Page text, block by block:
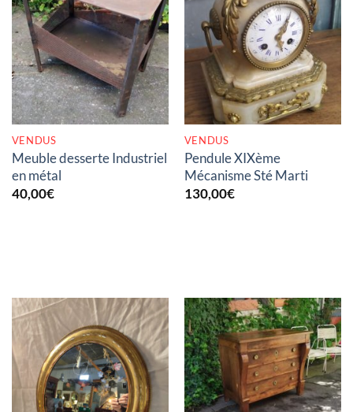
RUPTURE DE STOCK
VENDUS
Meuble desserte Industriel
en métal
40,00€
RUPTURE DE STOCK
VENDUS
Pendule XIXème
Mécanisme Sté Marti
130,00€
RUPTURE DE STOCK RUPTURE DE STOCK